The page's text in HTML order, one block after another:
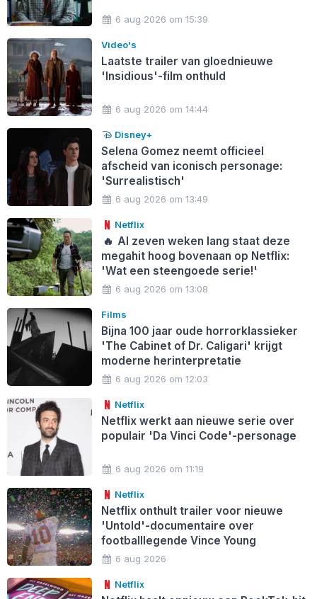
6 aug 2026 om 15:39
Video's
Laatste trailer van gloednieuwe
'Insidious'-film onthuld
6 aug 2026 om 14:44
Disney+
Selena Gomez neemt officieel
afscheid van iconisch personage:
'Surrealistisch'
6 aug 2026 om 13:49
Netflix
🔥 Al zeven weken lang staat deze
megahit hoog bovenaan op Netflix:
'Wat een steengoede serie!'
6 aug 2026 om 13:08
Films
Bijna 100 jaar oude horrorklassieker
'The Cabinet of Dr. Caligari' krijgt
moderne herinterpretatie
6 aug 2026 om 12:03
Netflix
Netflix werkt aan nieuwe serie over
populair 'Da Vinci Code'-personage
6 aug 2026 om 11:19
Netflix
Netflix onthult trailer voor nieuwe
'Untold'-documentaire over
footballlegende Vince Young
6 aug 2026
Netflix